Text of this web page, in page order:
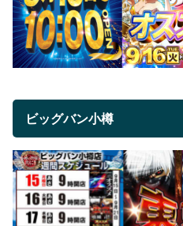
ビッグバン小樽